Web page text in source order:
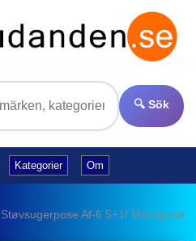
🔍 Sök
Kategorier Om
Støvsugerpose Af-6 5+1f Micropose